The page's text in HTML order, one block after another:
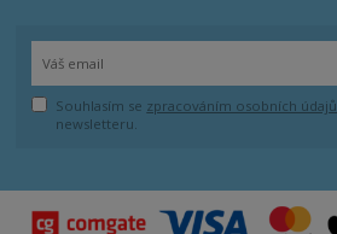
Souhlasím se zpracováním osobních údajů
newsletteru.